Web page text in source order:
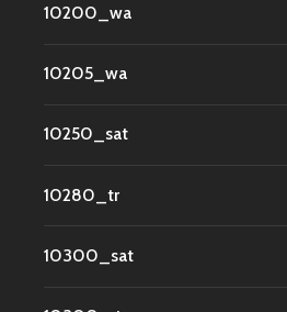
10200_wa
10205_wa
10250_sat
10280_tr
10300_sat